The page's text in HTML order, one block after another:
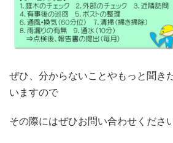
ぜひ、分からないことやもっと聞き
いますので
その際にはぜひお問い合わせくださ